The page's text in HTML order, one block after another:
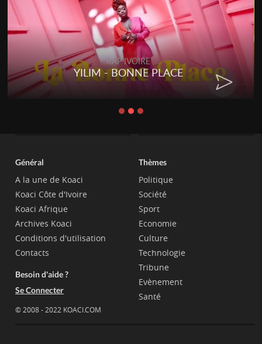
RAP IVOIRE
YILIM - BONNE PLACE
Général
A la une de Koaci
Koaci Côte d'Ivoire
Koaci Afrique
Archives Koaci
Conditions d'utilisation
Contacts
Besoin d'aide ?
Se Connecter
© 2008 - 2022 KOACI.COM
Thèmes
Politique
Société
Sport
Economie
Culture
Technologie
Tribune
Evènement
Santé